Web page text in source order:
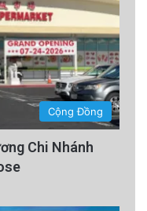
Cộng Đồng
Chi Nhánh